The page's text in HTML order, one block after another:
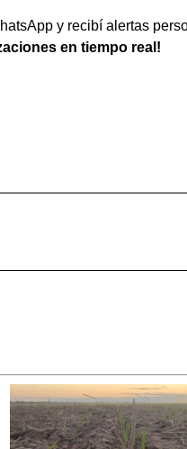
y recibí alertas
en tiempo real!